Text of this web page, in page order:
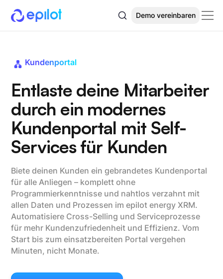
Demo vereinbaren
Kundenportal
Entlaste deine Mitarbeiter
durch ein modernes
Kundenportal mit Self-
Services für Kunden
Biete deinen Kunden ein gebrandetes Kundenportal
für alle Anliegen – komplett ohne
Programmierkenntnisse und nahtlos verzahnt mit
allen Daten und Prozessen im epilot energy XRM.
Automatisiere Cross-Selling und Serviceprozesse
für mehr Kundenzufriedenheit und Effizienz. Vom
Start bis zum einsatzbereiten Portal vergehen
Minuten, nicht Monate.